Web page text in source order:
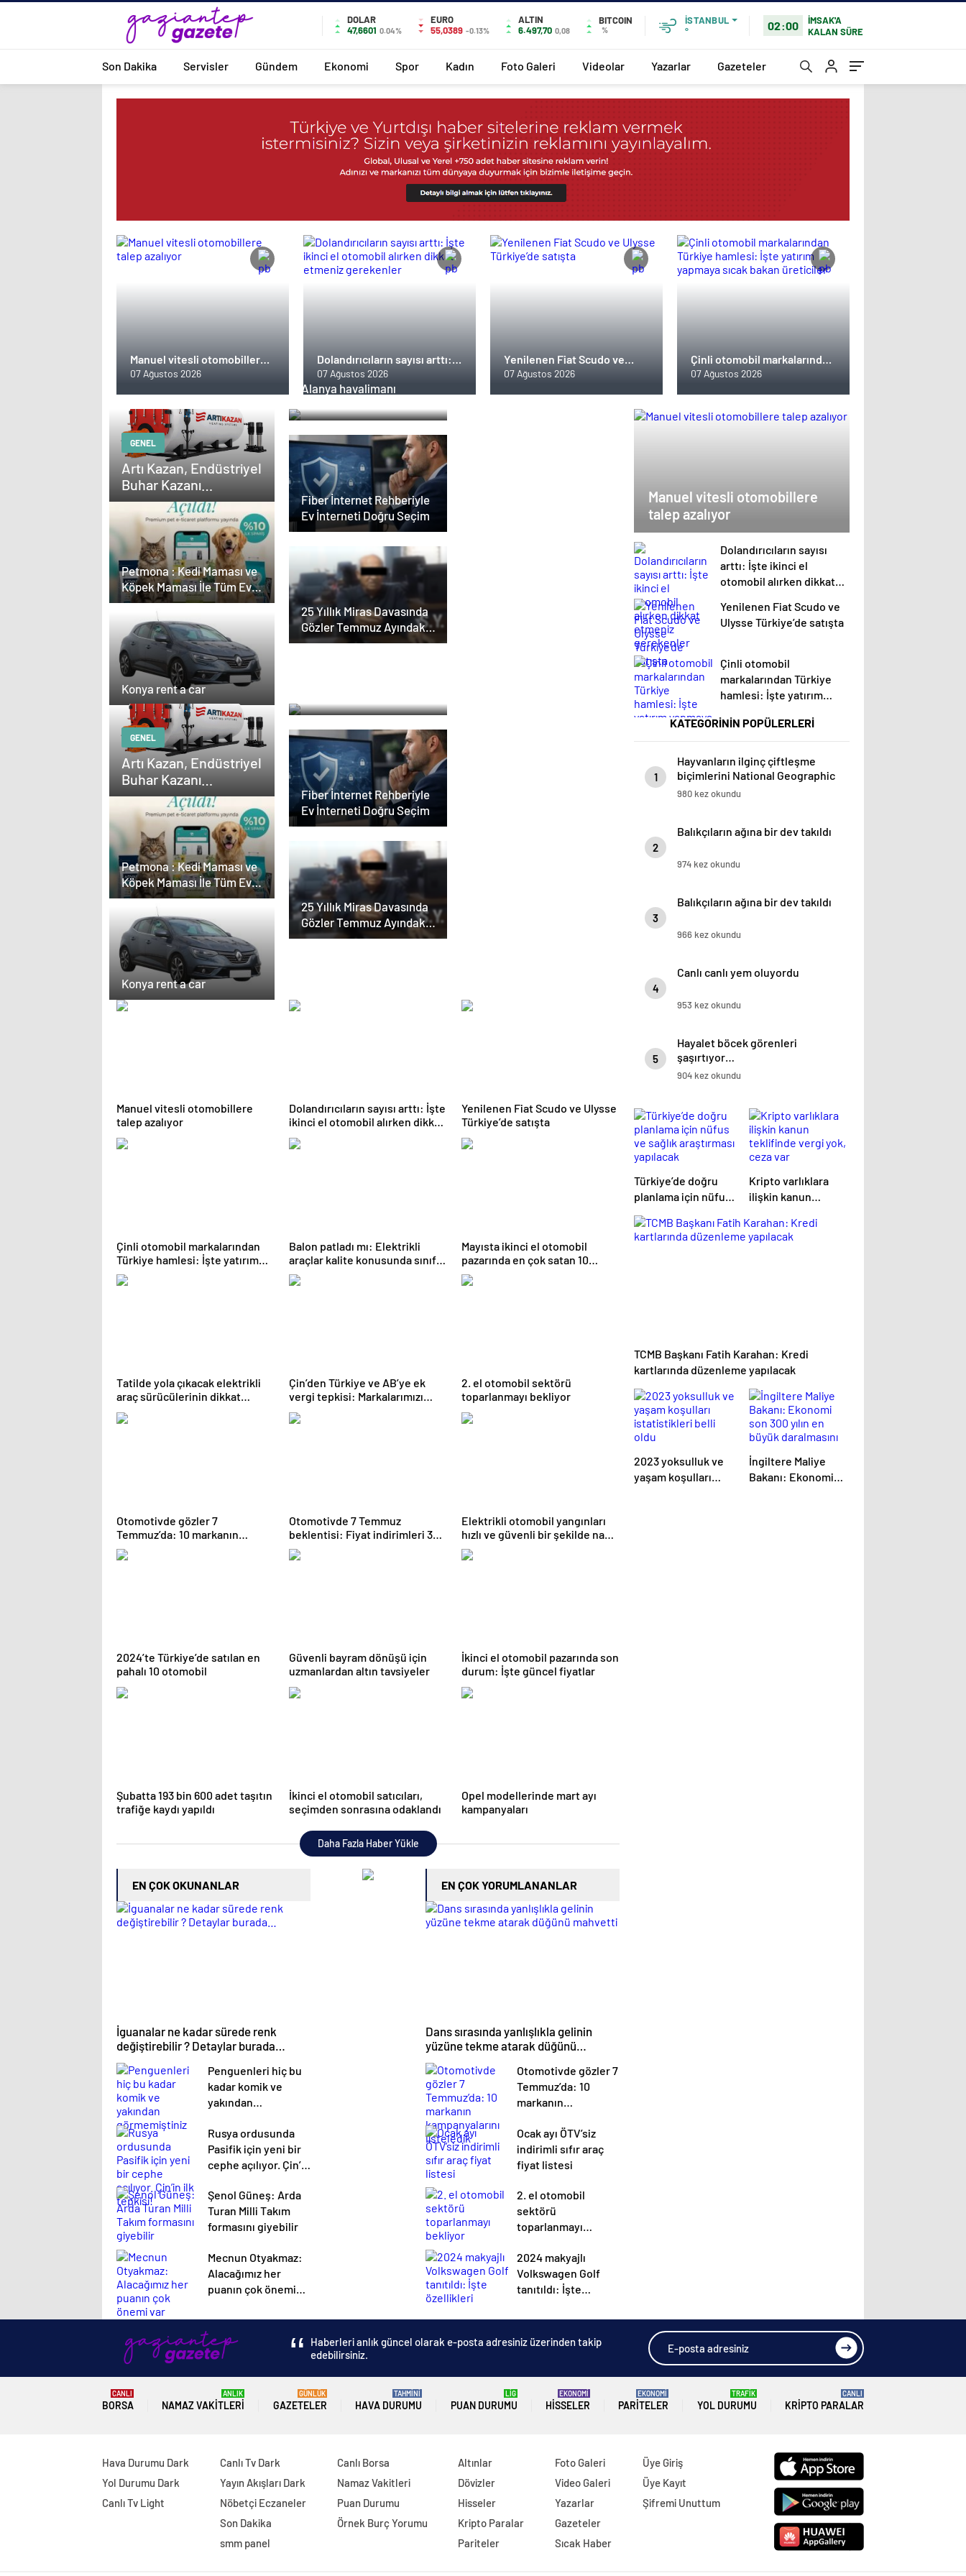
DOLAR
47,6601 0.04%
EURO
55,0389 -0.13%
ALTIN
6.497,70 0,08
BITCOIN
%
İSTANBUL
°
02:00
İMSAK'A
KALAN SÜRE
Son Dakika Servisler Gündem Ekonomi Spor Kadın Foto Galeri Videolar Yazarlar Gazeteler
Manuel vitesli otomobillere
talep azalıyor
07 Ağustos 2026
Dolandırıcıların sayısı arttı:
İşte ikinci el otomobil alırken
dikkat etmeniz gerekenler
07 Ağustos 2026
Yenilenen Fiat Scudo ve
Ulysse Türkiye’de satışta
07 Ağustos 2026
Çinli otomobil markalarından
Türkiye hamlesi: İşte yatırım
07 Ağustos 2026
GENEL
Artı Kazan, Endüstriyel
Buhar Kazanı
Çözümleriyle Üretim
Tesislerine Verimli
Sistemler Sunuyor
Petmona : Kedi Maması ve
Köpek Maması İle Tüm Evcil
Hayvan Ürünleri
Konya rent a car
Alanya havalimanı
Fiber İnternet Rehberiyle
Ev İnterneti Doğru Seçim
25 Yıllık Miras Davasında
Gözler Temmuz Ayındaki
Karar Duruşmasına
GENEL
Artı Kazan, Endüstriyel
Buhar Kazanı
Çözümleriyle Üretim
Tesislerine Verimli
Sistemler Sunuyor
Petmona : Kedi Maması ve
Köpek Maması İle Tüm Evcil
Hayvan Ürünleri
Konya rent a car
Fiber İnternet Rehberiyle
Ev İnterneti Doğru Seçim
25 Yıllık Miras Davasında
Gözler Temmuz Ayındaki
Karar Duruşmasına
Manuel vitesli otomobillere
talep azalıyor
Dolandırıcıların sayısı arttı: İşte
ikinci el otomobil alırken dikkat
etmeniz gerekenler
Yenilenen Fiat Scudo ve Ulysse
Türkiye’de satışta
Çinli otomobil markalarından
Türkiye hamlesi: İşte yatırım
yapmaya sıcak bakan üreticiler
Balon patladı mı: Elektrikli
araçlar kalite konusunda sınıfta
kalıyor
Mayısta ikinci el otomobil
pazarında en çok satan 10
marka ve model
Tatilde yola çıkacak elektrikli
araç sürücülerinin dikkat
etmesi gereken 10 madde
Çin’den Türkiye ve AB’ye ek
vergi tepkisi: Markalarımızı
savunacağız
2. el otomobil sektörü
toparlanmayı bekliyor
Otomotivde gözler 7
Temmuz’da: 10 markanın
kampanyalarını listeledik
Otomotivde 7 Temmuz
beklentisi: Fiyat indirimleri 300
bin TL’yi buldu
Elektrikli otomobil yangınları
hızlı ve güvenli bir şekilde nasıl
söndürülür
2024’te Türkiye’de satılan en
pahalı 10 otomobil
Güvenli bayram dönüşü için
uzmanlardan altın tavsiyeler
İkinci el otomobil pazarında son
durum: İşte güncel fiyatlar
Şubatta 193 bin 600 adet taşıtın
trafiğe kaydı yapıldı
İkinci el otomobil satıcıları,
seçimden sonrasına odaklandı
Opel modellerinde mart ayı
kampanyaları
Daha Fazla Haber Yükle
EN ÇOK OKUNANLAR
İguanalar ne kadar sürede renk
değiştirebilir ? Detaylar burada…
Penguenleri hiç bu
kadar komik ve
yakından
Rusya ordusunda
Pasifik için yeni bir
cephe açılıyor. Çin’in
Şenol Güneş: Arda
Turan Milli Takım
formasını giyebilir
Mecnun Otyakmaz:
Alacağımız her
puanın çok önemi
EN ÇOK YORUMLANANLAR
Dans sırasında yanlışlıkla gelinin
yüzüne tekme atarak düğünü
mahvetti
Otomotivde gözler 7
Temmuz’da: 10
markanın
listeledik
Ocak ayı ÖTV’siz
indirimli sıfır araç
fiyat listesi
2. el otomobil
sektörü
toparlanmayı
2024 makyajlı
Volkswagen Golf
tanıtıldı: İşte
Manuel vitesli otomobillere
talep azalıyor
Dolandırıcıların sayısı
arttı: İşte ikinci el
otomobil alırken dikkat
Yenilenen Fiat Scudo ve
Ulysse Türkiye’de satışta
Çinli otomobil
markalarından Türkiye
hamlesi: İşte yatırım
üreticiler
KATEGORİNİN POPÜLERLERİ
1
Hayvanların ilginç çiftleşme
biçimlerini National Geographic
görüntüledi.
980 kez okundu
2
Balıkçıların ağına bir dev takıldı
974 kez okundu
3
Balıkçıların ağına bir dev takıldı
966 kez okundu
4
Canlı canlı yem oluyordu
953 kez okundu
5
Hayalet böcek görenleri
şaşırtıyor…
904 kez okundu
Türkiye’de doğru
planlama için nüfus
araştırması
yapılacak
Kripto varlıklara
ilişkin kanun
ceza var
TCMB Başkanı Fatih Karahan: Kredi
kartlarında düzenleme yapılacak
2023 yoksulluk ve
yaşam koşulları
İngiltere Maliye
Bakanı: Ekonomi
Haberleri anlık güncel olarak e-posta adresiniz üzerinden takip
edebilirsiniz.
BORSA
CANLI
NAMAZ VAKITLERI
ANLIK
GAZETELER
GÜNLÜK
HAVA DURUMU
TAHMİNİ
PUAN DURUMU
LİG
HISSELER
EKONOMİ
PARITELER
EKONOMİ
YOL DURUMU
TRAFİK
KRIPTO PARALAR
CANLI
Hava Durumu Dark
Yol Durumu Dark
Canlı Tv Light
Canlı Tv Dark
Yayın Akışları Dark
Nöbetçi Eczaneler
Son Dakika
smm panel
Canlı Borsa
Namaz Vakitleri
Puan Durumu
Örnek Burç Yorumu
Altınlar
Dövizler
Hisseler
Kripto Paralar
Pariteler
Foto Galeri
Video Galeri
Yazarlar
Gazeteler
Sıcak Haber
Üye Giriş
Üye Kayıt
Şifremi Unuttum